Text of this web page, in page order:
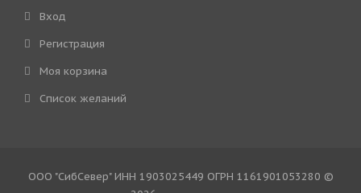
Вход
Регистрация
Моя корзина
Cписок желаний
ООО "СибСевер" ИНН 1903025449 ОГРН 1161901053280 ©